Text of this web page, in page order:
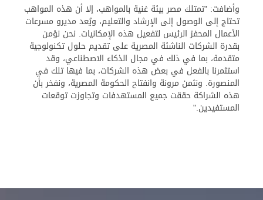
وأضافت: "تمتلك مصر بيئة غنية بالمواهب، إلا أن هذه المواهب
تحتاج إلى الوصول إلى الإرشاد والتعليم، ويُعد مديرو مسرعات
الأعمال المحفز الرئيس لتفعيل هذه الإمكانيات. نحن نؤمن
بقدرة الشركات الناشئة المصرية على تقديم حلول تكنولوجية
متقدمة، بما في ذلك في مجال الذكاء الاصطناعي، وقد
استثمرنا بالفعل في بعض هذه الشركات، بما فيها تلك في
المنصورة. ونثمن مرونة وانفتاح الحكومة المصرية، ونفخر بأن
هذه الشراكة حققت جميع المستهدفات وتجاوزت توقعات
المستفيدين."